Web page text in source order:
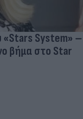
System» –
βήμα στο Star